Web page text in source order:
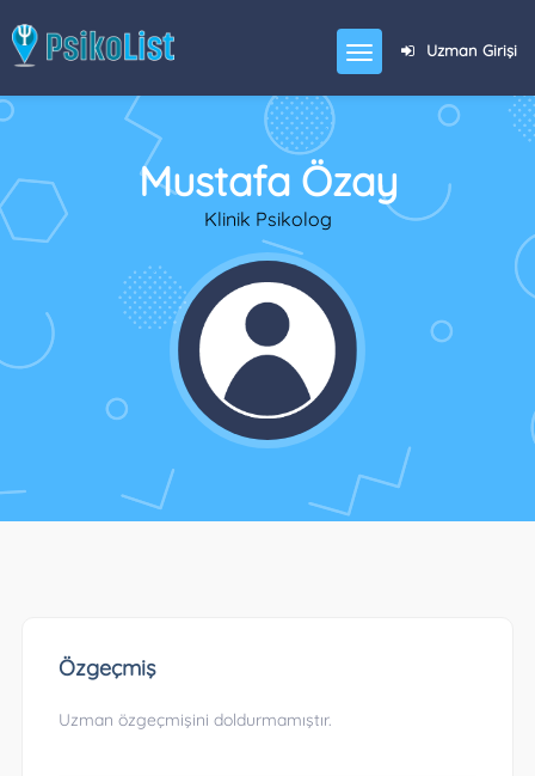
Uzman Girişi
Mustafa Özay
Klinik Psikolog
Özgeçmiş
Uzman özgeçmişini doldurmamıştır.